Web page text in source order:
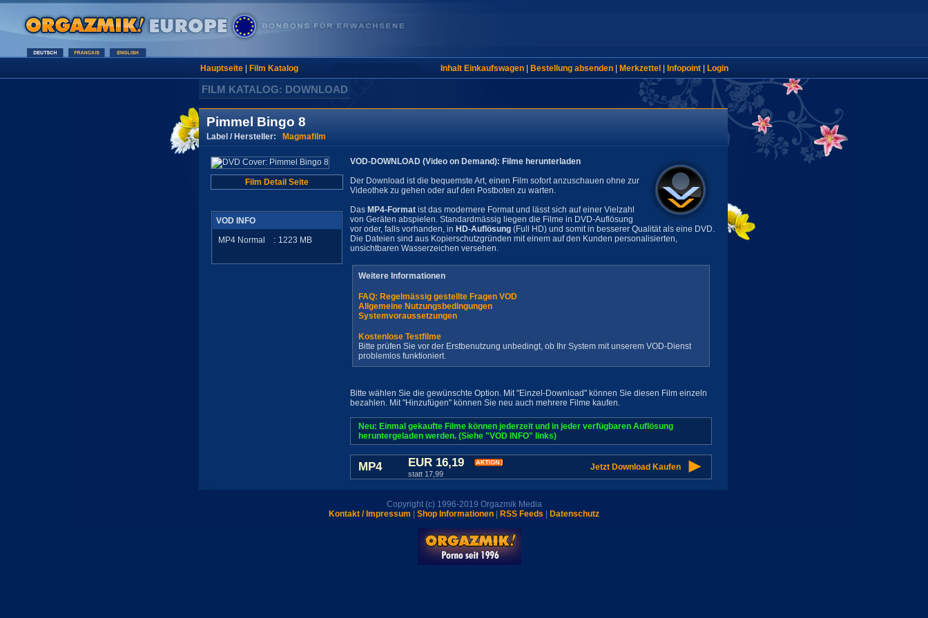
Hauptseite| Film Katalog Inhalt Einkaufswagen| Bestellung absenden| Merkzettel Infopoint| Login
FILM KATALOG: DOWNLOAD
Pimmel Bingo 8
Label / Hersteller: Magmafilm
Film Detail Seite
VOD INFO
MP4 Normal
: 1223 MB
VOD-DOWNLOAD (Video on Demand): Filme herunterladen
Der Download ist die bequemste Art, einen Film sofort anzuschauen ohne zur
Videothek zu gehen oder auf den Postboten zu warten.
Das MP4-Format ist das modernere Format und lässt sich auf einer Vielzahl
von Geräten abspielen. Standardmässig liegen die Filme in DVD-Auflösung
vor oder, falls vorhanden, in HD-Auflösung (Full HD) und somit in besserer Qualität als eine DVD.
Die Dateien sind aus Kopierschutzgründen mit einem auf den Kunden personalisierten,
unsichtbaren Wasserzeichen versehen.
Weitere Informationen
FAQ: Regelmässig gestellte Fragen VOD
Allgemeine Nutzungsbedingungen
Systemvoraussetzungen
Kostenlose Testfilme
Bitte prüfen Sie vor der Erstbenutzung unbedingt, ob Ihr System mit unserem VOD-Dienst
problemlos funktioniert.
Bitte wählen Sie die gewünschte Option. Mit "Einzel-Download" können Sie diesen Film einzeln
bezahlen. Mit "Hinzufügen" können Sie neu auch mehrere Filme kaufen.
Neu: Einmal gekaufte Filme können jederzeit und in jeder verfügbaren Auflösung
heruntergeladen werden. (Siehe "VOD INFO" links)
MP4 EUR 16,19
statt 17,99
Jetzt Download Kaufen
Copyright (c) 1996-2019 Orgazmik Media
Kontakt / Impressum
Shop Informationen RSS Feeds Datenschutz